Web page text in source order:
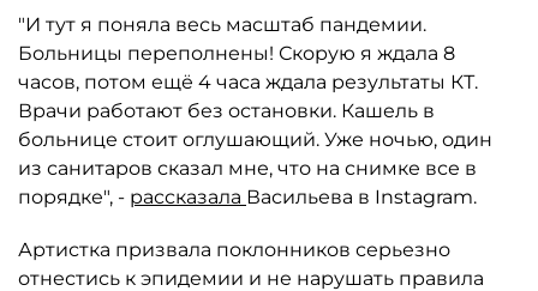
"И тут я поняла весь масштаб пандемии.
Больницы переполнены! Скорую я ждала 8
часов, потом ещё 4 часа ждала результаты КТ.
Врачи работают без остановки. Кашель в
больнице стоит оглушающий. Уже ночью, один
из санитаров сказал мне, что на снимке все в
порядке", - рассказала Васильева в Instagram.
Артистка призвала поклонников серьезно
отнестись к эпидемии и не нарушать правила